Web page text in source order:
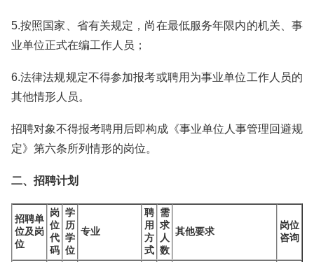
5.按照国家、省有关规定，尚在最低服务年限内的机关、事
业单位正式在编工作人员；
6.法律法规规定不得参加报考或聘用为事业单位工作人员的
其他情形人员。
招聘对象不得报考聘用后即构成《事业单位人事管理回避规
定》第六条所列情形的岗位。
二、招聘计划
招聘单
位及岗
位
岗
位
代
码
学
历
学
位
专业
聘
用
方
式
需
求
人
数
其他要求
岗位
咨询